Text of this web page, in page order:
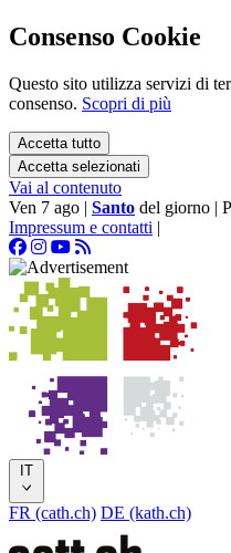
Consenso Cookie
Questo sito utilizza servizi di
consenso. Scopri di più
Accetta tutto
Accetta selezionati
Vai al contenuto
Ven 7 ago | Santo del giorno |
Impressum e contatti |
IT
FR (cath.ch) DE (kath.ch)